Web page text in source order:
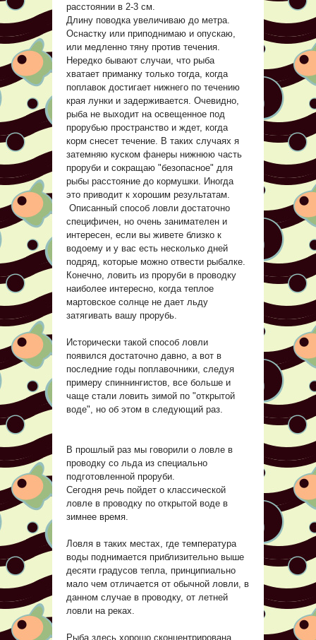
расстоянии в 2-3 см.
Длину поводка увеличиваю до метра.
Оснастку или приподнимаю и опускаю,
или медленно тяну против течения.
Нередко бывают случаи, что рыба
хватает приманку только тогда, когда
поплавок достигает нижнего по течению
края лунки и задерживается. Очевидно,
рыба не выходит на освещенное под
прорубью пространство и ждет, когда
корм снесет течение. В таких случаях я
затемняю куском фанеры нижнюю часть
проруби и сокращаю "безопасное" для
рыбы расстояние до кормушки. Иногда
это приводит к хорошим результатам.
Описанный способ ловли достаточно
специфичен, но очень занимателен и
интересен, если вы живете близко к
водоему и у вас есть несколько дней
подряд, которые можно отвести рыбалке.
Конечно, ловить из проруби в проводку
наиболее интересно, когда теплое
мартовское солнце не дает льду
затягивать вашу прорубь.
Исторически такой способ ловли
появился достаточно давно, а вот в
последние годы поплавочники, следуя
примеру спиннингистов, все больше и
чаще стали ловить зимой по "открытой
воде", но об этом в следующий раз.
В прошлый раз мы говорили о ловле в
проводку со льда из специально
подготовленной проруби.
Сегодня речь пойдет о классической
ловле в проводку по открытой воде в
зимнее время.
Ловля в таких местах, где температура
воды поднимается приблизительно выше
десяти градусов тепла, принципиально
мало чем отличается от обычной ловли, в
данном случае в проводку, от летней
ловли на реках.
Рыба здесь хорошо сконцентрирована,